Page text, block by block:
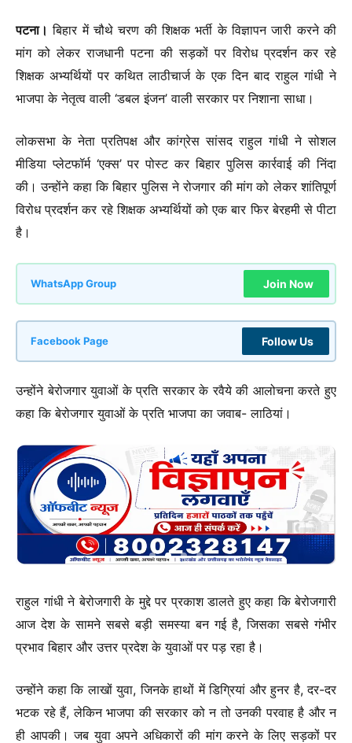
पटना। बिहार में चौथे चरण की शिक्षक भर्ती के विज्ञापन जारी करने की
मांग को लेकर राजधानी पटना की सड़कों पर विरोध प्रदर्शन कर रहे
शिक्षक अभ्यर्थियों पर कथित लाठीचार्ज के एक दिन बाद राहुल गांधी ने
भाजपा के नेतृत्व वाली ‘डबल इंजन’ वाली सरकार पर निशाना साधा।
लोकसभा के नेता प्रतिपक्ष और कांग्रेस सांसद राहुल गांधी ने सोशल
मीडिया प्लेटफॉर्म ‘एक्स’ पर पोस्ट कर बिहार पुलिस कार्रवाई की निंदा
की। उन्होंने कहा कि बिहार पुलिस ने रोजगार की मांग को लेकर शांतिपूर्ण
विरोध प्रदर्शन कर रहे शिक्षक अभ्यर्थियों को एक बार फिर बेरहमी से पीटा
है।
WhatsApp Group Join Now
Facebook Page Follow Us
उन्होंने बेरोजगार युवाओं के प्रति सरकार के रवैये की आलोचना करते हुए
कहा कि बेरोजगार युवाओं के प्रति भाजपा का जवाब- लाठियां।
राहुल गांधी ने बेरोजगारी के मुद्दे पर प्रकाश डालते हुए कहा कि बेरोजगारी
आज देश के सामने सबसे बड़ी समस्या बन गई है, जिसका सबसे गंभीर
प्रभाव बिहार और उत्तर प्रदेश के युवाओं पर पड़ रहा है।
उन्होंने कहा कि लाखों युवा, जिनके हाथों में डिग्रियां और हुनर ​​है, दर-दर
भटक रहे हैं, लेकिन भाजपा की सरकार को न तो उनकी परवाह है और न
ही आपकी। जब युवा अपने अधिकारों की मांग करने के लिए सड़कों पर